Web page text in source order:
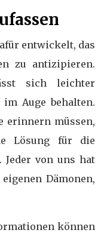
entwickelt, das
zu antizipieren.
sich leichter
Auge behalten.
erinnern müssen,
Lösung für die
von uns hat
Dämonen,
können